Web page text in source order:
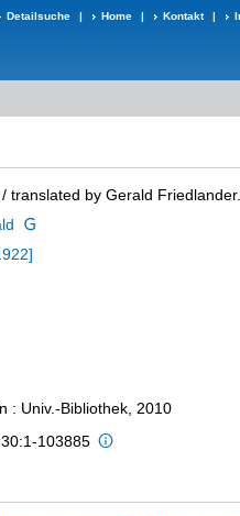
Detailsuche | Home | Kontakt |
/ translated by Gerald
: Univ.-Bibliothek, 2010
103885